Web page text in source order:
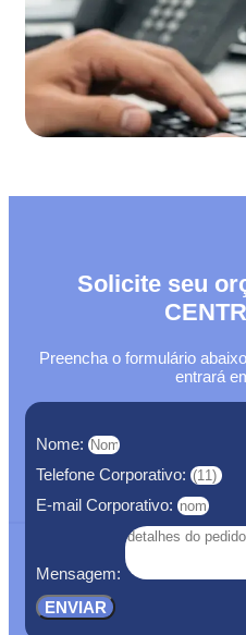
Solicite seu
Preencha o formulário
entrará
Nome:
Telefone Corporativo:
E-mail Corporativo:
Mensagem:
ENVIAR